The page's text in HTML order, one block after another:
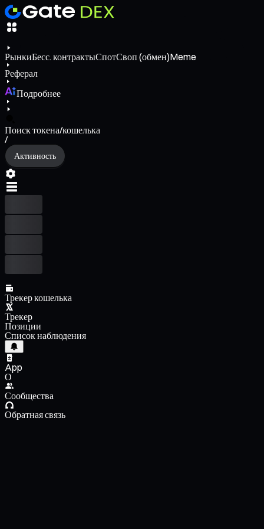
РынкиБесс. контрактыСпотСвоп (обмен)Meme
Реферал
Подробнее
Поиск токена/кошелька
/
Активность
Трекер кошелька
Трекер
Позиции
Список наблюдения
App
О
Сообщества
Обратная связь